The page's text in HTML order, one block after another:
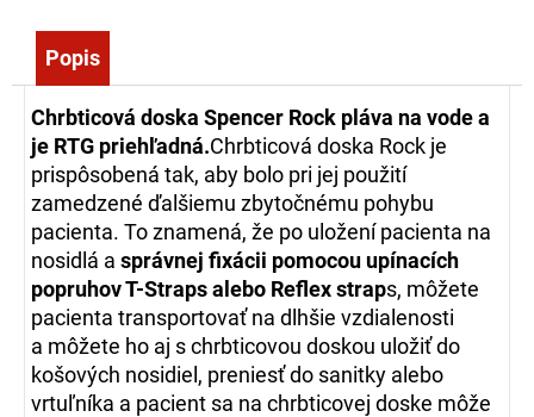
Popis
Chrbticová doska Spencer Rock pláva na vode a
je RTG priehľadná.Chrbticová doska Rock je
prispôsobená tak, aby bolo pri jej použití
zamedzené ďalšiemu zbytočnému pohybu
pacienta. To znamená, že po uložení pacienta na
nosidlá a správnej fixácii pomocou upínacích
popruhov T-Straps alebo Reflex straps, môžete
pacienta transportovať na dlhšie vzdialenosti
a môžete ho aj s chrbticovou doskou uložiť do
košových nosidiel, preniesť do sanitky alebo
vrtuľníka a pacient sa na chrbticovej doske môže
m
ZÁSAHOVÁ
HADICA
BOD
C52
EPDM
S
AL
SPOJKOU
(5M)
27,65
€